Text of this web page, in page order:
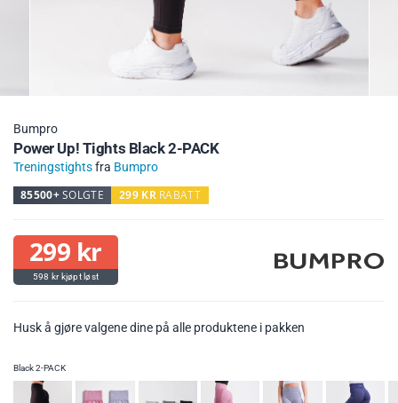
Bumpro
Power Up! Tights Black 2-PACK
Treningstightsfra Bumpro
85500+SOLGTE 299 KRRABATT
598 kr
299 kr
Husk å gjøre valgene dine på alle produktene i pakken
Black 2-PACK